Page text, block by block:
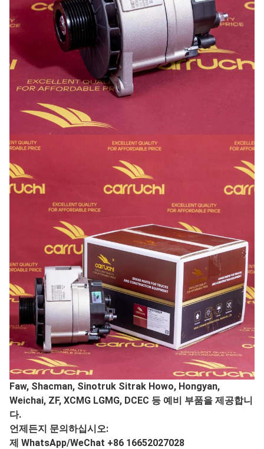
Faw, Shacman, Sinotruk Sitrak Howo, Hongyan,
Weichai, ZF, XCMG LGMG, DCEC 등 예비 부품을 제공합니
다.
언제든지 문의하십시오:
제 WhatsApp/WeChat +86 16652027028